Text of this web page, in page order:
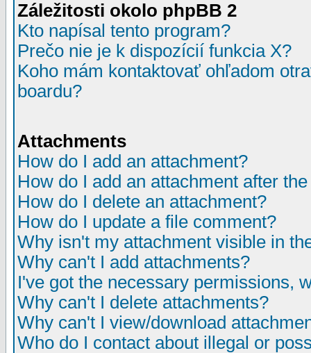
Záležitosti okolo phpBB 2
Kto napísal tento program?
Prečo nie je k dispozícií funkcia X?
Koho mám kontaktovať ohľadom
boardu?
Attachments
How do I add an attachment?
How do I add an attachment after
How do I delete an attachment?
How do I update a file comment?
Why isn't my attachment visible in
Why can't I add attachments?
I've got the necessary permissions,
Why can't I delete attachments?
Why can't I view/download
Who do I contact about illegal or